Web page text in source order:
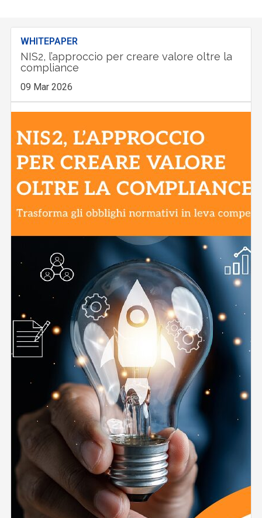
WHITEPAPER
NIS2, l’approccio per creare valore oltre la
compliance
09 Mar 2026